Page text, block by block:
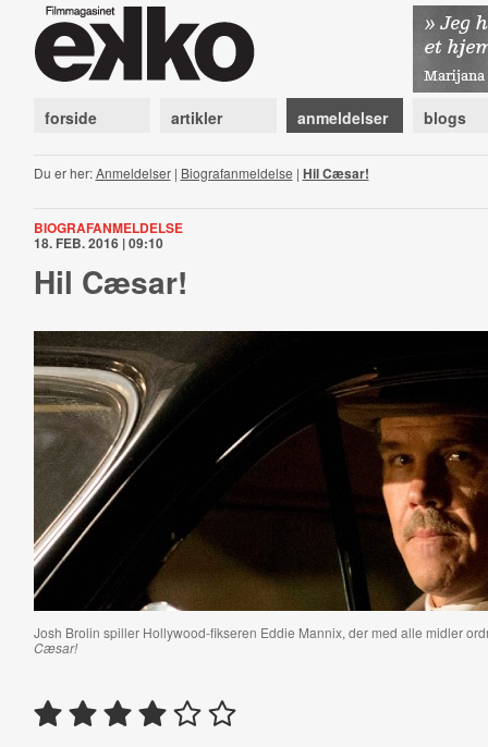
forside artikler anmeldelser blogs
Du er her:Anmeldelser| Biografanmeldelse | Hil Cæsar!
BIOGRAFANMELDELSE
18. FEB. 2016 | 09:10
Hil Cæsar!
Josh Brolin spiller Hollywood-fikseren Eddie Mannix, der med alle midler
Cæsar!